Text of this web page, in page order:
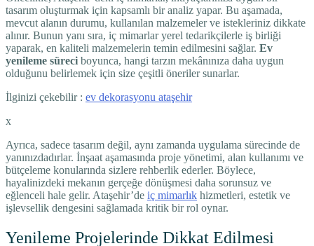
tasarım oluşturmak için kapsamlı bir analiz yapar. Bu aşamada,
mevcut alanın durumu, kullanılan malzemeler ve istekleriniz dikkate
alınır. Bunun yanı sıra, iç mimarlar yerel tedarikçilerle iş birliği
yaparak, en kaliteli malzemelerin temin edilmesini sağlar. Ev
yenileme süreci boyunca, hangi tarzın mekânınıza daha uygun
olduğunu belirlemek için size çeşitli öneriler sunarlar.
İlginizi çekebilir : ev dekorasyonu ataşehir
x
Ayrıca, sadece tasarım değil, aynı zamanda uygulama sürecinde de
yanınızdadırlar. İnşaat aşamasında proje yönetimi, alan kullanımı ve
bütçeleme konularında sizlere rehberlik ederler. Böylece,
hayalinizdeki mekanın gerçeğe dönüşmesi daha sorunsuz ve
eğlenceli hale gelir. Ataşehir’de iç mimarlık hizmetleri, estetik ve
işlevsellik dengesini sağlamada kritik bir rol oynar.
Yenileme Projelerinde Dikkat Edilmesi